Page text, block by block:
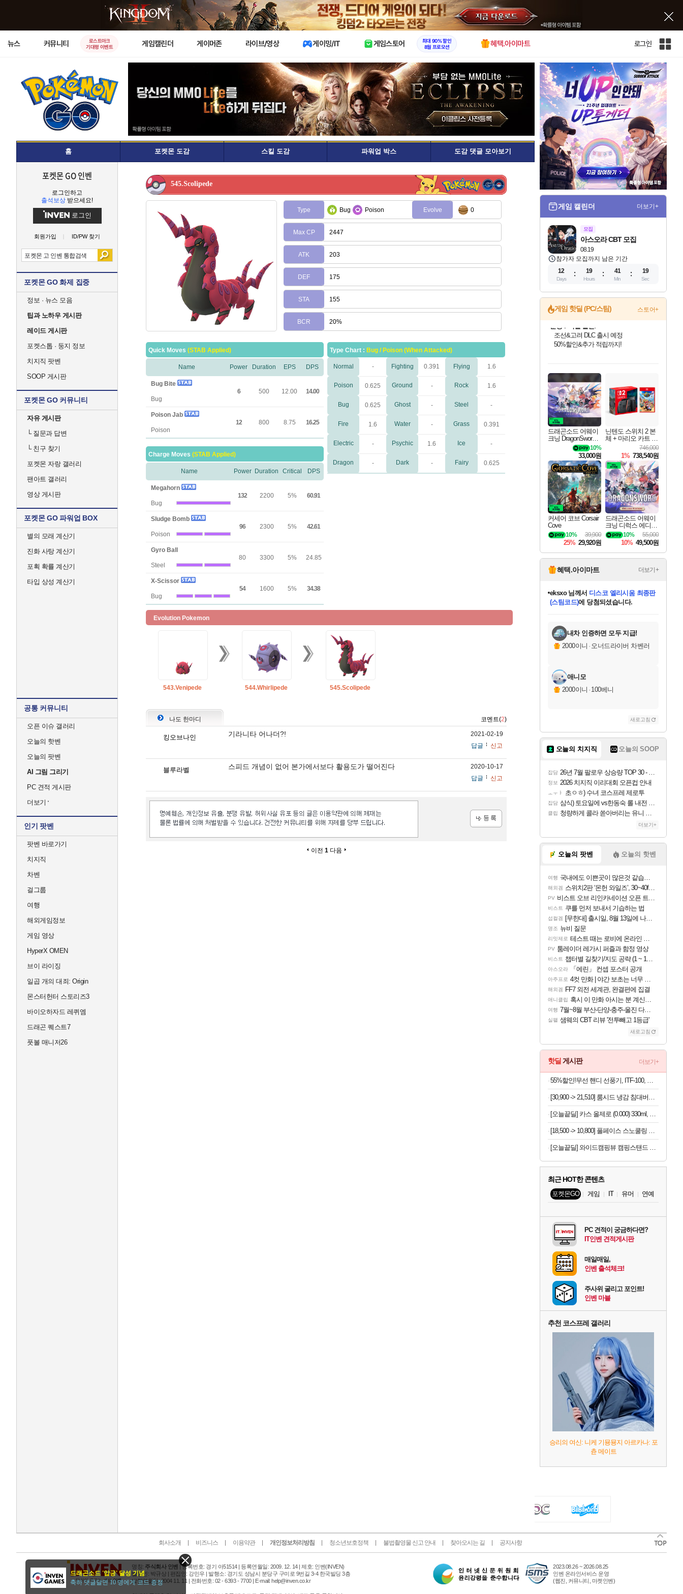
X
뉴스 커뮤니티
로스트아크
기대평 이벤트
게임캘린더 게이머존 라이브/영상 게이밍/IT 게임스토어
최대 90% 할인
8월 프로모션
혜택.아이마트 로그인
인
전
사
이
트
홈 포켓몬 도감 스킬 도감 파워업 박스 도감 댓글 모아보기
포켓몬 GO 인벤
로그인하고
출석보상 받으세요!
로그인
회원가입 ID/PW 찾기
포켓몬 GO 화제 집중
정보 · 뉴스 모음
팁과 노하우 게시판
레이드 게시판
포켓스톱 · 둥지 정보
치지직 팟벤
SOOP 게시판
포켓몬 GO 커뮤니티
자유 게시판
└질문과 답변
└친구 찾기
포켓몬 자랑 갤러리
팬아트 갤러리
영상 게시판
포켓몬 GO 파워업 BOX
별의 모래 계산기
진화 사탕 계산기
포획 확률 계산기
타입 상성 계산기
공통 커뮤니티
오픈 이슈 갤러리
오늘의 핫벤
오늘의 팟벤
AI 그림 그리기
PC 견적 게시판
더보기
인기 팟벤
팟벤 바로가기
치지직
차벤
걸그룹
여행
해외게임정보
게임 영상
HyperX OMEN
브이 라이징
일곱 개의 대죄: Origin
몬스터헌터 스토리즈3
바이오하자드 레퀴엠
드래곤 퀘스트7
풋볼 매니저26
545.Scolipede
Type Bug Poison Evolve 0
Max CP 2447
ATK 203
DEF 175
STA 155
BCR 20%
Quick Moves (STAB Applied)
Name Power Duration EPS DPS
Bug Bite
Bug
6 500 12.00 14.00
Poison Jab
Poison
12 800 8.75 16.25
Charge Moves (STAB Applied)
Name Power Duration Critical DPS
Megahorn
Bug
132 2200 5% 60.91
Sludge Bomb
Poison
96 2300 5% 42.61
Gyro Ball
Steel
80 3300 5% 24.85
X-Scissor
Bug
54 1600 5% 34.38
Type Chart : Bug / Poison (When Attacked)
Normal - Fighting 0.391 Flying 1.6
Poison 0.625 Ground - Rock 1.6
Bug 0.625 Ghost - Steel -
Fire 1.6 Water - Grass 0.391
Electric - Psychic 1.6 Ice -
Dragon - Dark - Fairy 0.625
Evolution Pokemon
543.Venipede 544.Whirlipede 545.Scolipede
나도 한마디 코멘트(2)
킹오브나인 기라니타 어나더?!
2021-02-19
답글
신고
블루라벨 스피드 개념이 없어 본가에서보다 활용도가 떨어진다
2020-10-17
답글
신고
이전 1 다음
게임 캘린더 더보기+
모집
08.19
아스오라 CBT 모집
참가자 모집까지 남은 기간
12
Days
19
Hours
41
Min
18
Sec
게임 핫딜 (PC/스팀) 스토어+
최대 90% 할인가를 만나보세요!
네이버혜택과 함께 만나보세요!
50%할인&추가 적립까지!
귀무자: 검의 길 예약 판매 중!
10% 할인과
네이버 혜택가와 함께 예약하세요!
할인&네이버혜택으로 만나보세요!
네이버페이 혜택과 만나보세요!
40주년 프로모션으로 만나보세요!
네이버 포인트 혜택까지!
할인가에 만나보세요!
일부 에디션 상시 할인!
혜택으로 예약 판매 중
편안하게 충전하세요
드래곤소드 어웨이
크닝 DragonSword A
10%
33,000원
닌텐도 스위치 2 본
체 + 마리오 카트 월
746,000
1% 738,540원
커세어 코브 Corsair
Cove
39,900
10%
25% 29,920원
드래곤소드 어웨이
크닝 디럭스 에디션
DragonSword Awake
ning Deluxe Edition
55,000
10%
10% 49,500원
혜택.아이마트 더보기+
당첨되셨습니다.
당첨되셨습니다.
eksxo님께서 디스코 엘리시움 최종판
(스팀코드)에 당첨되셨습니다.
당첨되셨습니다.
당첨되셨습니다.
에디션 (스팀코드)를 교환.
당첨되셨습니다.
당첨되셨습니다.
당첨되셨습니다.
당첨되셨습니다.
내차 인증하면 모두 지급!
2000이니 · 오너드라이버 차벤러
애니모
2000이니 · 100베니
새로고침
오늘의 치지직 오늘의 SOOP
잡담 26년 7월 팔로우 상승량 TOP 30 - 월간 치지직
정보 2026 치지직 이리대회 오픈컵 안내
ㅗㅜㅑ 초ㅇㅎ) 수녀 코스프레 제로투
잡담 삼식) 토요일에 vs한동숙 롤 내전 예정
클립 청량하게 콜라 쏟아버리는 유니 ㅋㅋㅋ
더보기+
오늘의 팟벤 오늘의 핫벤
여행 국내에도 이쁜곳이 많은것 같습니다
해외겜 스위치2판 ‘몬헌 와일즈’, 30~40fps 목표 추정
PV 비스트 오브 리인카네이션 오픈 트레일러
비스트 쿠를 먼저 보내서 기습하는 법
섭컬겜 [무한대] 출시일, 8월 13일에 나오나
명조 뉴비 질문
리밋제로 테스트 때는 로비에 온라인 기능이 있는데
PV 툼레이더 레가시 퍼즐과 함정 영상
비스트 챕터별 길찾기/지도 공략 (1 ~ 12장)
아스오라 「에린」 컨셉 포스터 공개
아주프로 4컷 만화 | 야간 보초는 너무 힘들어
해외겜 FF7 외전 세계관, 완결편에 집결
애니클립 혹시 이 만화 아시는 분 계신가요
여행 7월~8월 부산-단양-충주-울진 다녀왔어요~
실팰 샘웨의 CBT 리뷰 '전투빼고 1등급'
새로고침
핫딜 게시판 더보기+
55%할인!무선 핸디 선풍기, ITF-100, 화이트, 1개
[30,900 -> 21,510] 룸시드 냉감 침대버커 Q사이즈
[오늘끝딜] 카스 올제로 (0.000) 330ml, 20개 [원산지:상세설명에 표시]
[18,500 -> 10,800] 풀페이스 스노쿨링 마스크
[오늘끝딜] 와이드캠핑뷰 캠핑스탠드 티비가방 배터리 셋트 유 무선 QLED 81cm(32인치) FHD 스마트 TV 화이트에디션
최근 HOT한 콘텐츠
포켓몬GO 게임 IT 유머 연예
PC 견적이 궁금하다면?
IT인벤 견적게시판
매일매일,
인벤 출석체크!
주사위 굴리고 포인트!
인벤 마블
추천 코스프레 갤러리
승리의 여신: 니케 기묭묭지 아르카나: 포
츈 메이트
회사소개 비즈니스 이용약관 개인정보처리방침 청소년보호정책 불법촬영물 신고 안내 찾아오시는 길 공지사항
명칭: 주식회사 인벤 | 등록번호: 경기 아51514 | 등록연월일: 2009. 12. 14 | 제호: 인벤 (INVEN)
발행인: 박규상 | 편집인: 강민우 | 발행소: 경기도 성남시 분당구 구미로 9번길 3-4 한국빌딩 3층
발행연월일: 2004 11. 11 |
전화번호: 02 - 6393 - 7700 | E-mail: help@inven.co.kr
터
2023.08.26 ~ 2026.08.25
인벤 온라인서비스 운영
(웹진, 커뮤니티, 마켓인벤)
드래곤소드 '압긍' 달성 기념
축하 댓글달면 10 명에게 코드 증정